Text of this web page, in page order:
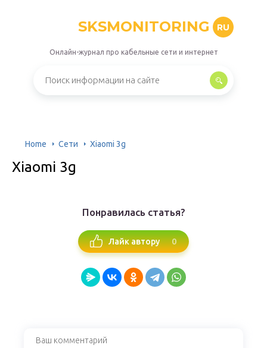
SKSMONITORING RU
Онлайн-журнал про кабельные сети и интернет
Home Сети Xiaomi 3g
Xiaomi 3g
Понравилась статья?
Лайк автору 0